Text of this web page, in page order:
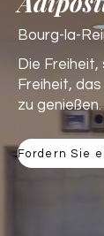
Bourg-la-
Die Freiheit,
Freiheit,
zu genießen.